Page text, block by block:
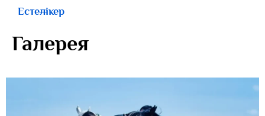
Естелікер
Галерея